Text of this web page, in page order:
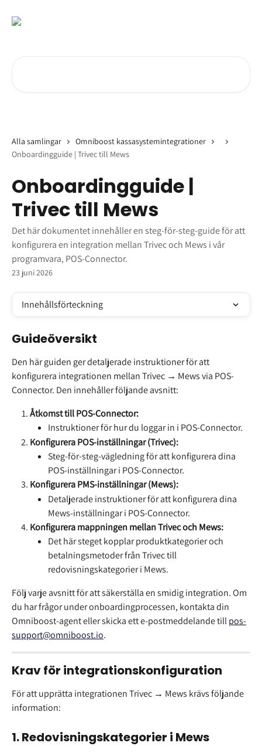
Alla samlingar
Omniboost kassasystemintegrationer
Onboardingguide | Trivec till Mews
Onboardingguide |
Trivec till Mews
Det här dokumentet innehåller en steg-för-steg-guide för att
konfigurera en integration mellan Trivec och Mews i vår
programvara, POS-Connector.
23 juni 2026
Innehållsförteckning
Guideöversikt
Den här guiden ger detaljerade instruktioner för att
konfigurera integrationen mellan Trivec → Mews via POS-
Connector. Den innehåller följande avsnitt:
Åtkomst till POS-Connector:
Instruktioner för hur du loggar in i POS-Connector.
Konfigurera POS-inställningar (Trivec):
Steg-för-steg-vägledning för att konfigurera dina
POS-inställningar i POS-Connector.
Konfigurera PMS-inställningar (Mews):
Detaljerade instruktioner för att konfigurera dina
Mews-inställningar i POS-Connector.
Konfigurera mappningen mellan Trivec och Mews:
Det här steget kopplar produktkategorier och
betalningsmetoder från Trivec till
redovisningskategorier i Mews.
Följ varje avsnitt för att säkerställa en smidig integration. Om
du har frågor under onboardingprocessen, kontakta din
Omniboost-agent eller skicka ett e-postmeddelande till pos-
support@omniboost.io.
Krav för integrationskonfiguration
För att upprätta integrationen Trivec → Mews krävs följande
information:
1. Redovisningskategorier i Mews